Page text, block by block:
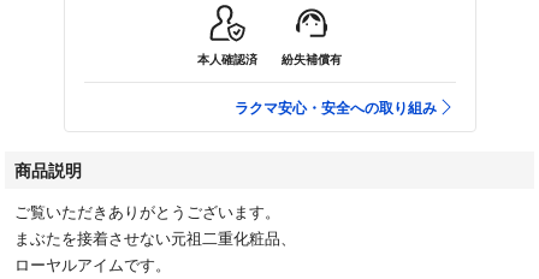
本人確認済 紛失補償有
ラクマ安心・安全への取り組み
商品説明
ご覧いただきありがとうございます。
まぶたを接着させない元祖二重化粧品、
ローヤルアイムです。